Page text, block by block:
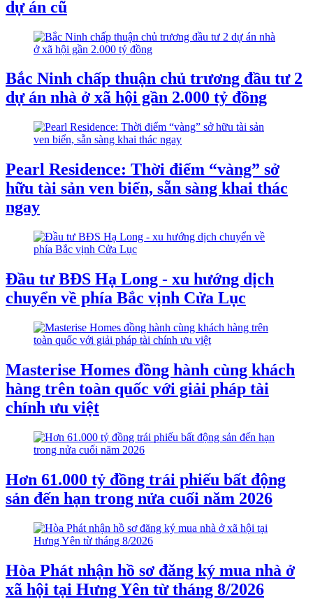
dự án cũ
Bắc Ninh chấp thuận chủ trương đầu tư 2
dự án nhà ở xã hội gần 2.000 tỷ đồng
Pearl Residence: Thời điểm “vàng” sở
hữu tài sản ven biển, sẵn sàng khai thác
ngay
Đầu tư BĐS Hạ Long - xu hướng dịch
chuyển về phía Bắc vịnh Cửa Lục
Masterise Homes đồng hành cùng khách
hàng trên toàn quốc với giải pháp tài
chính ưu việt
Hơn 61.000 tỷ đồng trái phiếu bất động
sản đến hạn trong nửa cuối năm 2026
Hòa Phát nhận hồ sơ đăng ký mua nhà ở
xã hội tại Hưng Yên từ tháng 8/2026